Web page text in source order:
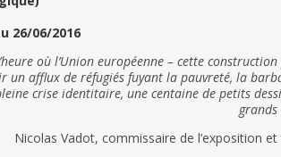
26/06/2016
où l’Union européenne – cette
un afflux de réfugiés fuyant la pauvreté, la
crise identitaire, une centaine de petits
Nicolas Vadot, commissaire de l’exposition